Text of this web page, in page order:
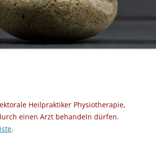
Heilpraktiker Physiotherapie,
einen Arzt behandeln dürfen.
.